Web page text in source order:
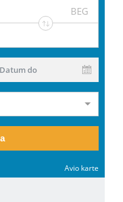
BEG
Datum do
Avio karte